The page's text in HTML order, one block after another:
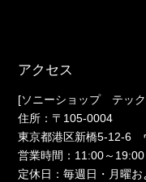
アクセス
[ソニーショップ テッ
住所：〒105-0004
東京都港区新橋5-12-6
営業時間：11:00～19:00
定休日：毎週日・月曜お